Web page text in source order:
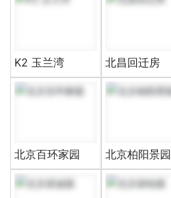
K2 玉兰湾 北昌回迁房
北京百环家园 北京柏阳景园